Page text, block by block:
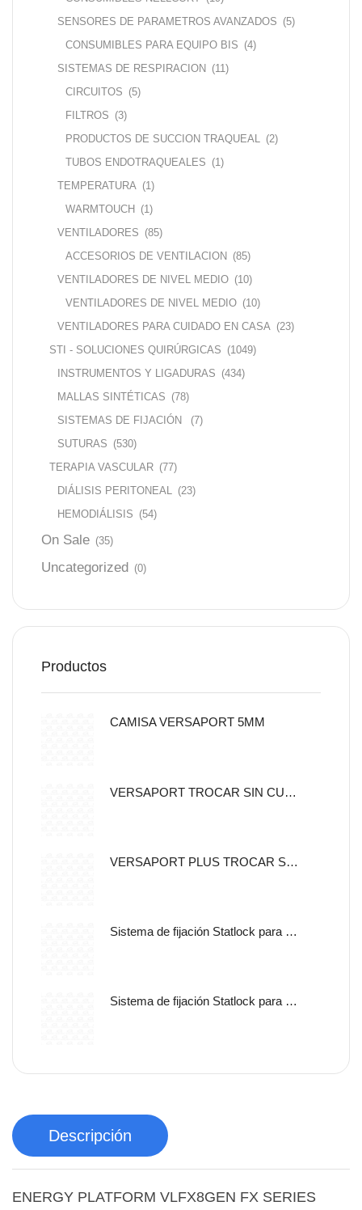
SENSORES DE PARAMETROS AVANZADOS (5)
CONSUMIBLES PARA EQUIPO BIS (4)
SISTEMAS DE RESPIRACION (11)
CIRCUITOS (5)
FILTROS (3)
PRODUCTOS DE SUCCION TRAQUEAL
(2)
TUBOS ENDOTRAQUEALES (1)
TEMPERATURA (1)
WARMTOUCH (1)
VENTILADORES (85)
ACCESORIOS DE VENTILACION (85)
VENTILADORES DE NIVEL MEDIO (10)
VENTILADORES DE NIVEL MEDIO (10)
VENTILADORES PARA CUIDADO EN CASA (23)
STI - SOLUCIONES QUIRÚRGICAS (1049)
INSTRUMENTOS Y LIGADURAS (434)
MALLAS SINTÉTICAS (78)
SISTEMAS DE FIJACIÓN
(7)
SUTURAS (530)
TERAPIA VASCULAR (77)
DIÁLISIS PERITONEAL
(23)
HEMODIÁLISIS (54)
On Sale (35)
Uncategorized (0)
Productos
CAMISA VERSAPORT 5MM
VERSAPORT TROCAR SIN CUCHILLA CON CANULA DE FIJACION 5MM
VERSAPORT PLUS TROCAR SIN CUCHILLA CON CANULA DE
Sistema de fijación Statlock para sonda nasogástrica y sondas de alimentación enteral, tamaño pediátrico, auto adherible.
Sistema de fijación Statlock para sonda nasogástrica y sondas de alimentación enteral, tamaño pediátrico, libre de latex.
Descripción
ENERGY PLATFORM VLFX8GEN FX SERIES